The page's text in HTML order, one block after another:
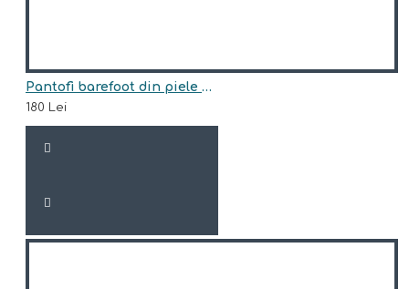
Pantofi barefoot din piele naturala Arisori GENES
180 Lei